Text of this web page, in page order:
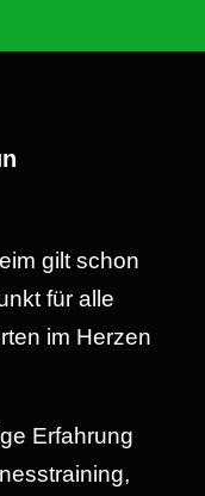
gilt schon
für alle
im Herzen
Erfahrung